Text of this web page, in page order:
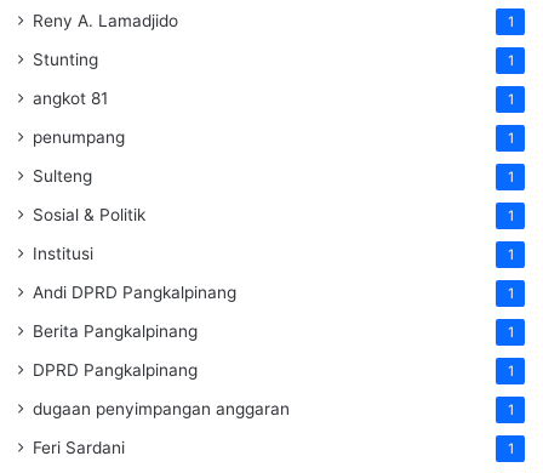
Reny A. Lamadjido 1
Stunting 1
angkot 81 1
penumpang 1
Sulteng 1
Sosial & Politik 1
Institusi 1
Andi DPRD Pangkalpinang 1
Berita Pangkalpinang 1
DPRD Pangkalpinang 1
dugaan penyimpangan anggaran 1
Feri Sardani 1